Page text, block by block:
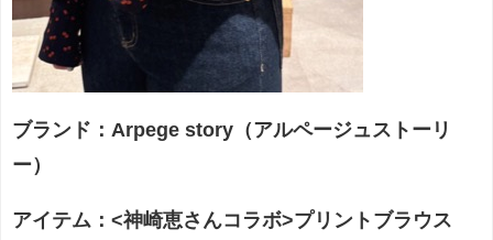
ブランド：Arpege story（アルページュストーリ
ー）
アイテム：<神崎恵さんコラボ>プリントブラウス